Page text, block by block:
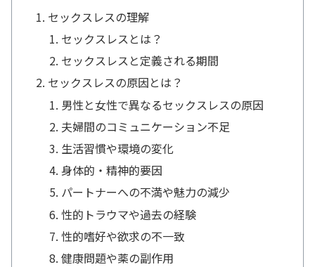
セックスレスの理解
セックスレスとは？
セックスレスと定義される期間
セックスレスの原因とは？
男性と女性で異なるセックスレスの原因
夫婦間のコミュニケーション不足
生活習慣や環境の変化
身体的・精神的要因
パートナーへの不満や魅力の減少
性的トラウマや過去の経験
性的嗜好や欲求の不一致
健康問題や薬の副作用